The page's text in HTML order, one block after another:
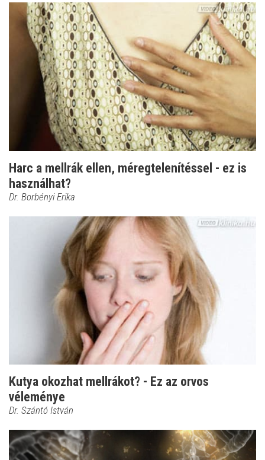
Harc a mellrák ellen, méregtelenítéssel - ez is
használhat?
Dr. Borbényi Erika
Kutya okozhat mellrákot? - Ez az orvos
véleménye
Dr. Szántó István